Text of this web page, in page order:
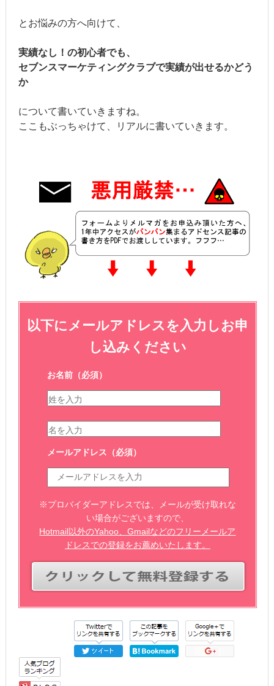
とお悩みの方へ向けて、
実績なし！の初心者でも、
セブンスマーケティングクラブで実績が出せるかどう
か
について書いていきますね。
ここもぶっちゃけて、リアルに書いていきます。
以下にメールアドレスを入力しお申
し込みください
お名前（必須）
メールアドレス （必須）
※プロバイダーアドレスでは、メールが受け取れな
い場合がございますので、
Hotmail以外のYahoo、Gmailなどのフリーメールア
ドレスでの登録をお薦めいたします。